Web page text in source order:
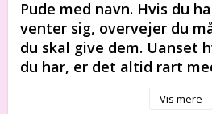
Pude med navn. Hvis du
venter sig, overvejer du
du skal give dem. Uanset
du har, er det altid rart
Vis mere